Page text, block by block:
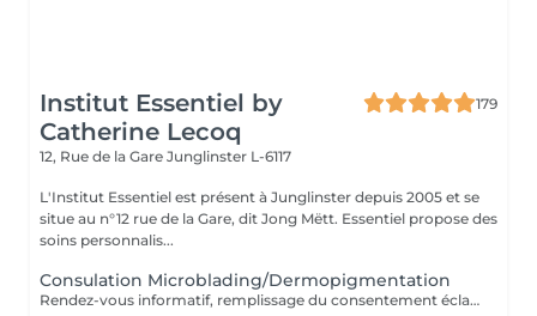
Institut Essentiel by
Catherine Lecoq
179
12, Rue de la Gare Junglinster L-6117
L'Institut Essentiel est présent à Junglinster depuis 2005 et se
situe au n°12 rue de la Gare, dit Jong Mëtt. Essentiel propose des
soins personnalis...
Consulation Microblading/Dermopigmentation
Rendez-vous informatif, remplissage du consentement éclairé pour la réalisation d'un acte de tatouage. Évaluation du tatouage à réaliser, choix de la technique la mieux adaptée. La consultation est considérée comme un acompte si prise de rendez-vous pour le tatouage endéans les 15 jours.